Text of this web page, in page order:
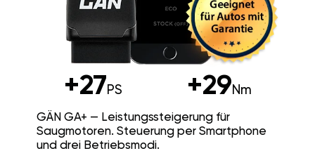
+27PS +29Nm
GÄN GA+ — Leistungssteigerung für
Saugmotoren. Steuerung per Smartphone
und drei Betriebsmodi.